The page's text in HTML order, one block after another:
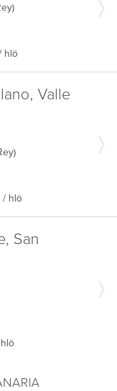
hlö
Valle
/ hlö
San